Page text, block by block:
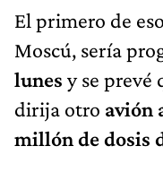
El primero de
Moscú, sería
lunes y se prevé
dirija otro avión
millón de dosis